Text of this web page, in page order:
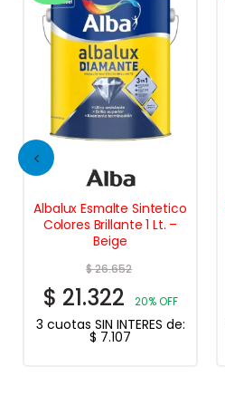
Albalux Esmalte Sintetico
Colores Brillante 1 Lt. –
Beige
$26.652
$ 21.322 20% OFF
3 cuotas SIN INTERES de:
$ 7.107